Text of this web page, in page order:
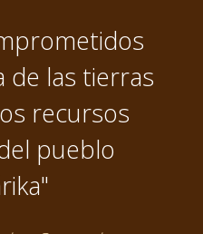
de las tierras
recursos
pueblo